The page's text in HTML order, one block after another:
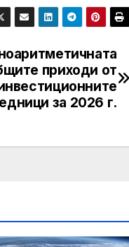
приходи от
за 2026 г.